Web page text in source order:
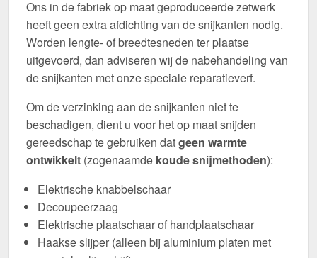
Ons in de fabriek op maat geproduceerde zetwerk
heeft geen extra afdichting van de snijkanten nodig.
Worden lengte- of breedtesneden ter plaatse
uitgevoerd, dan adviseren wij de nabehandeling van
de snijkanten met onze speciale reparatieverf.
Om de verzinking aan de snijkanten niet te
beschadigen, dient u voor het op maat snijden
gereedschap te gebruiken datgeen warmte
ontwikkelt (zogenaamde koude snijmethoden):
Elektrische knabbelschaar
Decoupeerzaag
Elektrische plaatschaar of handplaatschaar
Haakse slijper (alleen bij aluminium platen met